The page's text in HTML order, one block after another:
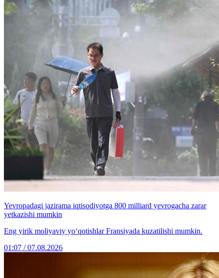
Yevropadagi jazirama iqtisodiyotga 800 milliard yevrogacha zarar
yetkazishi mumkin
Eng yirik moliyaviy yo‘qotishlar Fransiyada kuzatilishi mumkin.
01:07 / 07.08.2026